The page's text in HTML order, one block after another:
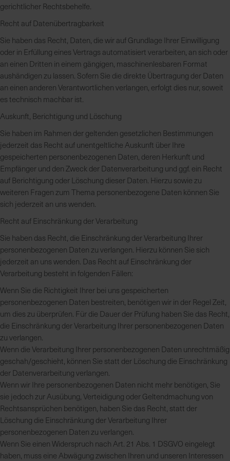
gerichtlicher Rechtsbehelfe.
Recht auf Daten­übertrag­barkeit
Sie haben das Recht, Daten, die wir auf Grundlage Ihrer Einwilligung
oder in Erfüllung eines Vertrags automatisiert verarbeiten, an sich oder
an einen Dritten in einem gängigen, maschinenlesbaren Format
aushändigen zu lassen. Sofern Sie die direkte Übertragung der Daten
an einen anderen Verantwortlichen verlangen, erfolgt dies nur, soweit
es technisch machbar ist.
Auskunft, Berichtigung und Löschung
Sie haben im Rahmen der geltenden gesetzlichen Bestimmungen
jederzeit das Recht auf unentgeltliche Auskunft über Ihre
gespeicherten personenbezogenen Daten, deren Herkunft und
Empfänger und den Zweck der Datenverarbeitung und ggf. ein Recht
auf Berichtigung oder Löschung dieser Daten. Hierzu sowie zu
weiteren Fragen zum Thema personenbezogene Daten können Sie
sich jederzeit an uns wenden.
Recht auf Einschränkung der Verarbeitung
Sie haben das Recht, die Einschränkung der Verarbeitung Ihrer
personenbezogenen Daten zu verlangen. Hierzu können Sie sich
jederzeit an uns wenden. Das Recht auf Einschränkung der
Verarbeitung besteht in folgenden Fällen:
Wenn Sie die Richtigkeit Ihrer bei uns gespeicherten
personenbezogenen Daten bestreiten, benötigen wir in der Regel Zeit,
um dies zu überprüfen. Für die Dauer der Prüfung haben Sie das Recht,
die Einschränkung der Verarbeitung Ihrer personenbezogenen Daten
zu verlangen.
Wenn die Verarbeitung Ihrer personenbezogenen Daten unrechtmäßig
geschah/geschieht, können Sie statt der Löschung die Einschränkung
der Datenverarbeitung verlangen.
Wenn wir Ihre personenbezogenen Daten nicht mehr benötigen, Sie
sie jedoch zur Ausübung, Verteidigung oder Geltendmachung von
Rechtsansprüchen benötigen, haben Sie das Recht, statt der
Löschung die Einschränkung der Verarbeitung Ihrer
personenbezogenen Daten zu verlangen.
Wenn Sie einen Widerspruch nach Art. 21 Abs. 1 DSGVO eingelegt
haben, muss eine Abwägung zwischen Ihren und unseren Interessen